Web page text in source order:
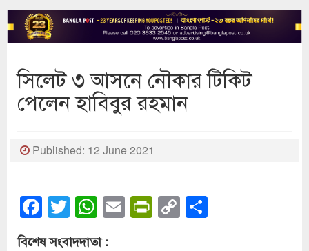
সিলেট ৩ আসনে নৌকার টিকিট
পেলেন হাবিবুর রহমান
Published: 12 June 2021
Facebook
Twitter
WhatsApp
EmailPrintFriendly
Copy
Link
বিশেষ সংবাদদাতা :